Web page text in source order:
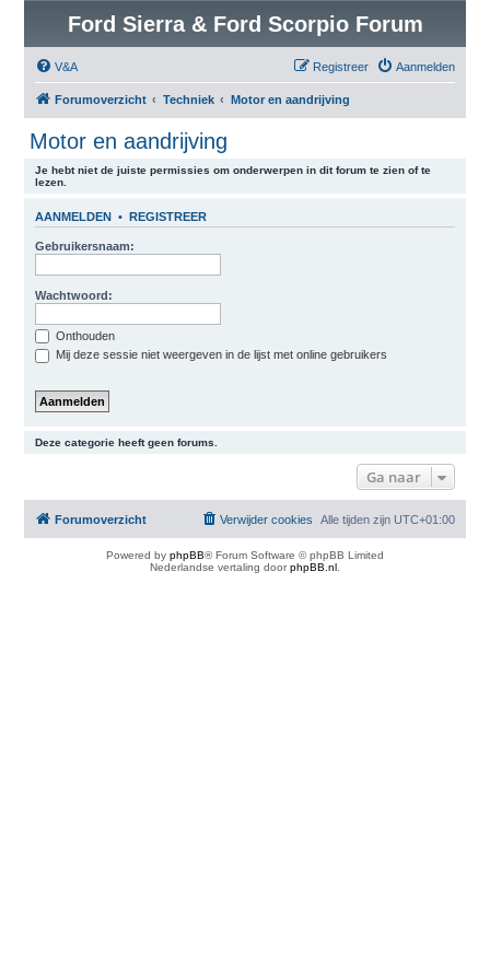
Ford Sierra & Ford Scorpio Forum
V&A Aanmelden
Registreer
Forumoverzicht Techniek Motor en aandrijving
Motor en aandrijving
Je hebt niet de juiste permissies om onderwerpen in dit forum te zien of te
lezen.
AANMELDEN • REGISTREER
Gebruikersnaam:
Wachtwoord:
Onthouden
Mij deze sessie niet weergeven in de lijst met online gebruikers
Deze categorie heeft geen forums.
Ga naar
Forumoverzicht Alle tijden zijn UTC+01:00
Verwijder cookies
Powered by phpBB® Forum Software © phpBB Limited
Nederlandse vertaling doorphpBB.nl